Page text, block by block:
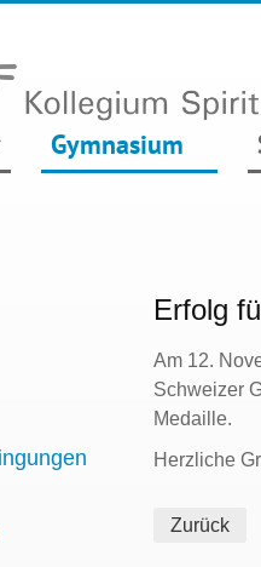
Gymnasium
Erfolg
Am 12.
Schweizer
Medaille.
Herzliche
Zurück